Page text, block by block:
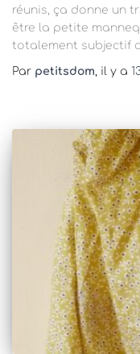
réunis, ça donne un
être la petite
totalement subjectif
Par petitsdom, il y a